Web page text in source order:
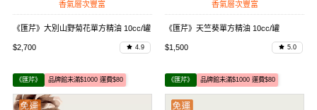
香氣層次豐富
《匯芹》大別山野菊花單方精油 10cc/罐
$2,700 4.9
香氣層次豐富
《匯芹》天竺葵單方精油 10cc/罐
$1,500 5.0
《匯芹》 品牌館未滿$1000 運費$80 《匯芹》 品牌館未滿$1000 運費$80